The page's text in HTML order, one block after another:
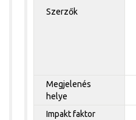
Szerzők
Megjelenés
helye
Impakt faktor